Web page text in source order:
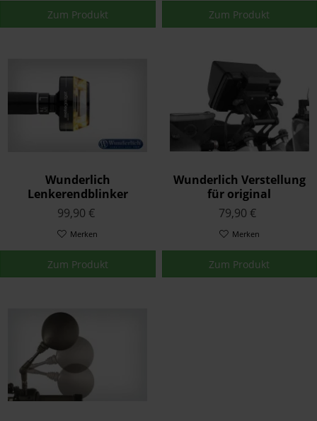
Zum Produkt Zum Produkt
Wunderlich
Lenkerendblinker
motogadget »mo.blaze
Disc« Links Schwarz
99,90 €
Merken
Zum Produkt
Wunderlich Verstellung
für original
Navihalterung Schwarz
79,90 €
Merken
Zum Produkt